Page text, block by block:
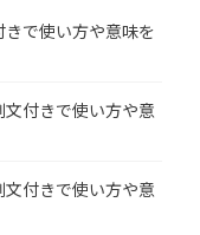
きで使い方や意味を
文付きで使い方や意
文付きで使い方や意